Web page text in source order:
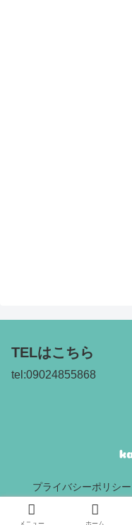
TELはこちら
tel:09024855868
プライバシーポリシー
Copyright © 2017
メニュー ホーム